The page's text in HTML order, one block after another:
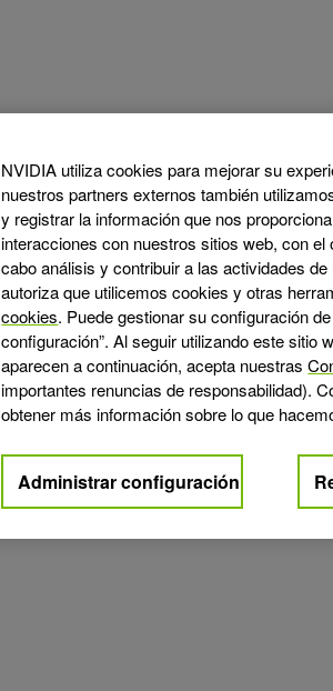
NVIDIA utiliza cookies para mejorar su
nuestros partners externos también
y registrar la información que nos
interacciones con nuestros sitios web, con
cabo análisis y contribuir a las actividades
autoriza que utilicemos cookies y otras
cookies. Puede gestionar su configuración
configuración”. Al seguir utilizando este sitio
aparecen a continuación, acepta nuestras
importantes renuncias de responsabilidad).
obtener más información sobre lo que
Administrar configuración